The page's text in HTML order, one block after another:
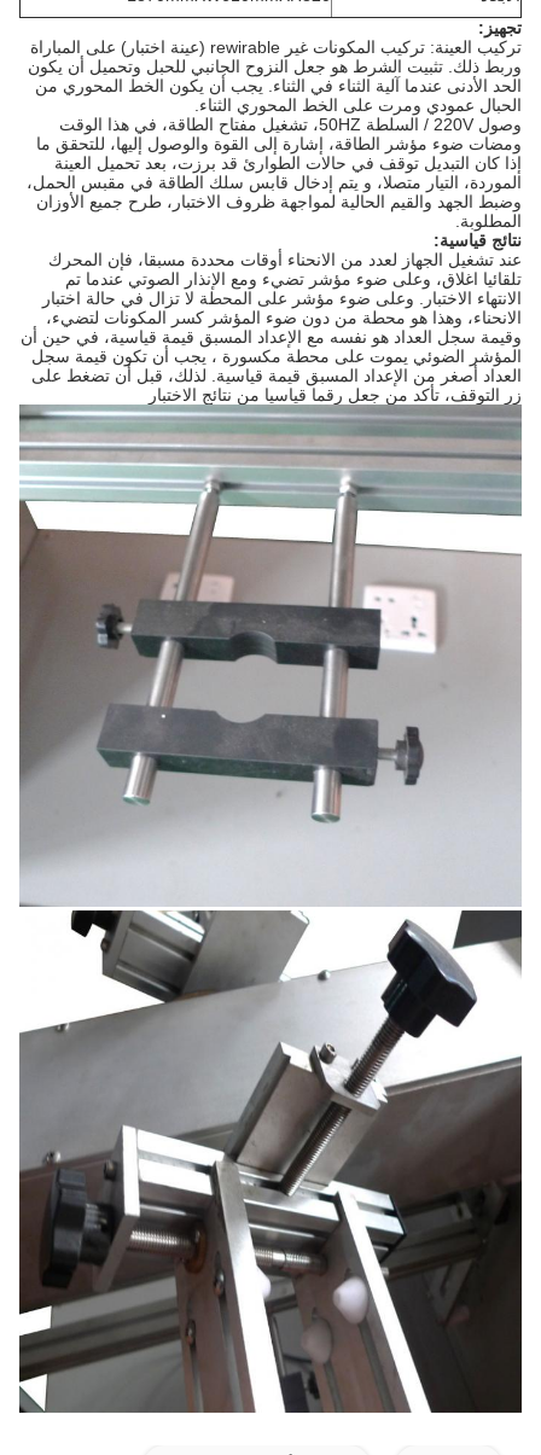
تجهيز:
تركيب العينة: تركيب المكونات غير rewirable (عينة اختبار) على المباراة
وربط ذلك.
تثبيت الشرط هو جعل النزوح الجانبي للحبل وتحميل أن يكون
الحد الأدنى عندما آلية الثناء في الثناء.
يجب أن يكون الخط المحوري من
الحبال عمودي ومرت على الخط المحوري الثناء.
وصول 220V / السلطة 50HZ، تشغيل مفتاح الطاقة، في هذا الوقت
ومضات ضوء مؤشر الطاقة، إشارة إلى القوة والوصول إليها، للتحقق ما
إذا كان التبديل توقف في حالات الطوارئ قد برزت، بعد تحميل العينة
الموردة، التيار متصلا، و يتم إدخال قابس سلك الطاقة في مقبس الحمل،
وضبط الجهد والقيم الحالية لمواجهة ظروف الاختبار، طرح جميع الأوزان
المطلوبة.
نتائج قياسية:
عند تشغيل الجهاز لعدد من الانحناء أوقات محددة مسبقا، فإن المحرك
تلقائيا اغلاق، وعلى ضوء مؤشر تضيء ومع الإنذار الصوتي عندما تم
الانتهاء الاختبار.
وعلى ضوء مؤشر على المحطة لا تزال في حالة اختبار
الانحناء، وهذا هو محطة من دون ضوء المؤشر كسر المكونات لتضيء،
وقيمة سجل العداد هو نفسه مع الإعداد المسبق قيمة قياسية، في حين أن
المؤشر الضوئي يموت على محطة مكسورة ، يجب أن تكون قيمة سجل
العداد أصغر من الإعداد المسبق قيمة قياسية.
لذلك، قبل أن تضغط على
زر التوقف، تأكد من جعل رقما قياسيا من نتائج الاختبار